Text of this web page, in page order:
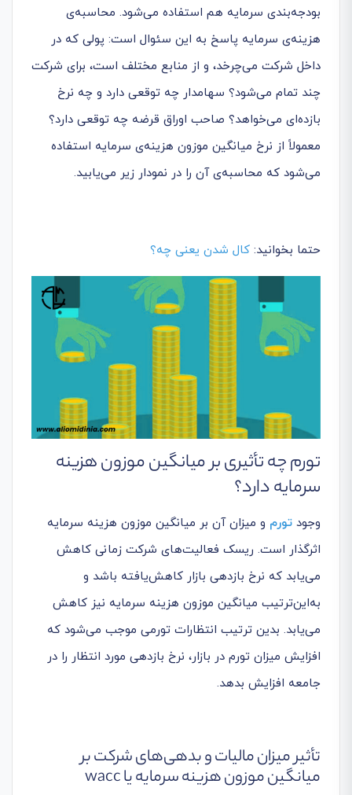
بودجه‌بندی سرمایه هم استفاده می‌شود. محاسبه‌ی
هزینه‌ی سرمایه پاسخ به این سئوال است: پولی که در
داخل شرکت می‌چرخد، و از منابع مختلف است، برای شرکت
چند تمام می‌شود؟ سهامدار چه توقعی دارد و چه نرخ
بازده‌ای می‌خواهد؟ صاحب اوراق قرضه چه توقعی دارد؟
معمولاً از نرخ میانگین موزون هزینه‌ی سرمایه استفاده
می‌شود که محاسبه‌ی آن را در نمودار زیر می‌یابید.
حتما بخوانید: کال شدن یعنی چه؟
تورم چه تأثیری بر میانگین موزون هزینه
سرمایه دارد؟
وجود تورم و میزان آن بر میانگین موزون هزینه سرمایه
اثرگذار است. ریسک فعالیت‌های شرکت زمانی کاهش
می‌یابد که نرخ بازدهی بازار کاهش‌یافته باشد و
به‌این‌ترتیب میانگین موزون هزینه سرمایه نیز کاهش
می‌یابد. بدین ترتیب انتظارات تورمی موجب می‌شود که
افزایش میزان تورم در بازار، نرخ بازدهی مورد انتظار را در
جامعه افزایش بدهد.
تأثیر میزان مالیات و بدهی‌های شرکت بر
میانگین موزون هزینه سرمایه یا wacc